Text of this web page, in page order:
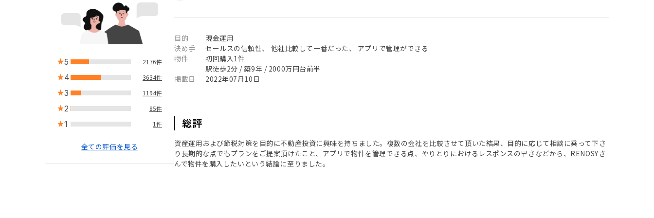
5 2176件
4 3634件
3 1194件
2 85件
1 1件
全ての評価を見る
目的
現金運用
決め手
セールスの信頼性、 他社比較して一番だった、 アプリで管理ができる
物件
初回購入1件
駅徒歩2分 / 築9年 / 2000万円台前半
掲載日
2022年07月10日
総評
資産運用および節税対策を目的に不動産投資に興味を持ちました。複数の会社を比較させて頂いた結果、目的に応じて相談に乗って下さ
り長期的な点でもプランをご提案頂けたこと、アプリで物件を管理できる点、やりとりにおけるレスポンスの早さなどから、RENOSYさ
んで物件を購入したいという結論に至りました。